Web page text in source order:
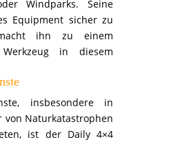
Windparks.
Seine
Equipment sicher zu
ihn zu einem
Werkzeug in diesem
insbesondere in
von Naturkatastrophen
ist der Daily 4×4